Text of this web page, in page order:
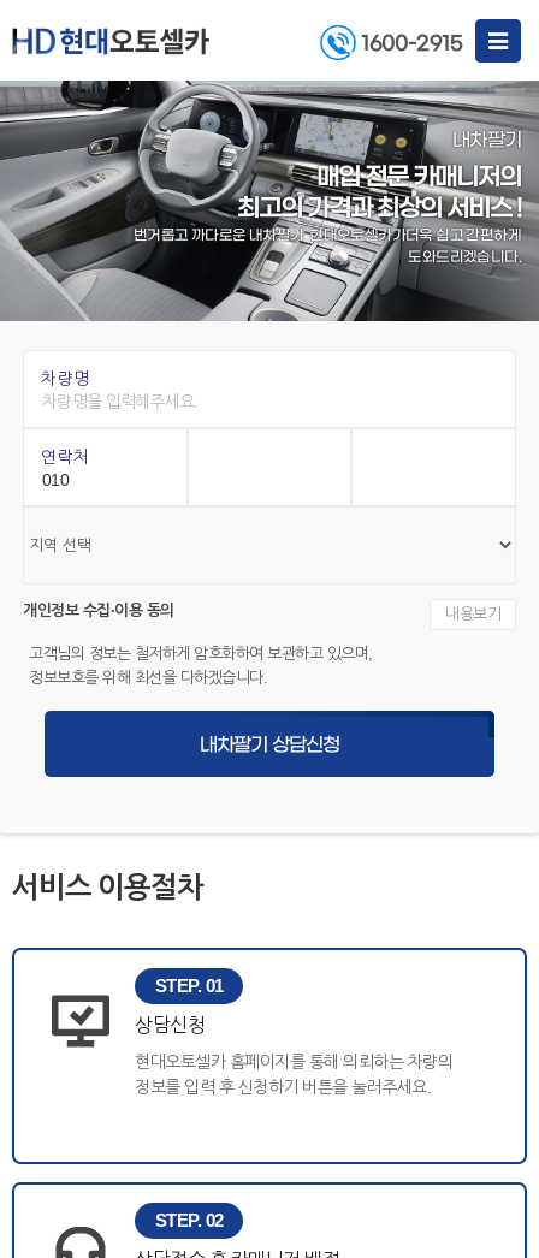
Toggle
1600-2915
내차팔기
매입 전문 카매니저의
최고의 가격과 최상의 서비스 !
번거롭고 까다로운 내차팔기, 현대오토셀카가더욱 쉽고 간편하게
도와드리겠습니다.
차량명
연락처
개인정보 수집·이용 동의 내용보기
고객님의 정보는 철저하게 암호화하여 보관하고 있으며,
정보보호를 위해 최선을 다하겠습니다.
내차팔기 상담신청
서비스 이용절차
STEP. 01
상담신청
현대오토셀카 홈페이지를 통해 의뢰하는 차량의
정보를 입력 후 신청하기 버튼을 눌러주세요.
STEP. 02